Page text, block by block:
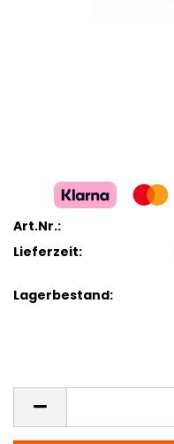
Art.Nr.:
Lieferzeit:
Lagerbestand: